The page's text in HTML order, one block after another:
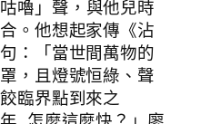
嚕」聲，與他兒時
。他想起家傳《沾
：「當世間萬物的
，且燈號恒綠、聲
臨界點到來之